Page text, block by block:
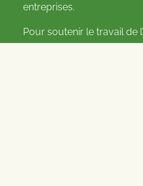
entreprises.
Pour soutenir le travail de